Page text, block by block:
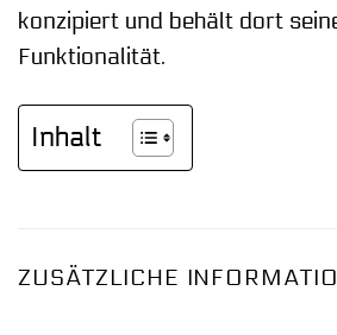
konzipiert und behält dort
Funktionalität.
Inhalt
ZUSÄTZLICHE